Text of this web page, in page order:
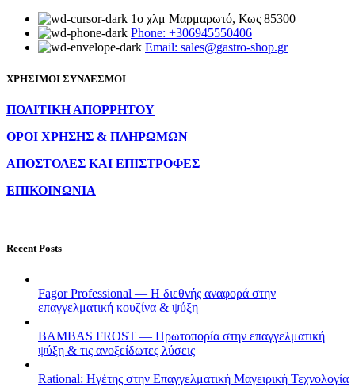
1ο χλμ Μαρμαρωτό, Κως 85300
Phone: +306945550406
Email: sales@gastro-shop.gr
ΧΡΗΣΙΜΟΙ ΣΥΝΔΕΣΜΟΙ
ΠΟΛΙΤΙΚΗ ΑΠΟΡΡΗΤΟΥ
ΟΡΟΙ ΧΡΗΣΗΣ & ΠΛΗΡΩΜΩΝ
ΑΠΟΣΤΟΛΕΣ ΚΑΙ ΕΠΙΣΤΡΟΦΕΣ
ΕΠΙΚΟΙΝΩΝΙΑ
Recent Posts
Fagor Professional — Η διεθνής αναφορά στην
επαγγελματική κουζίνα & ψύξη
BAMBAS FROST — Πρωτοπορία στην επαγγελματική
ψύξη & τις ανοξείδωτες λύσεις
Rational: Ηγέτης στην Επαγγελματική Μαγειρική Τεχνολογία